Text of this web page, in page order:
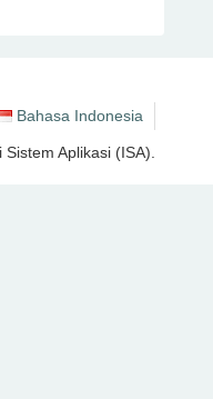
Bahasa Indonesia
Aplikasi (ISA).